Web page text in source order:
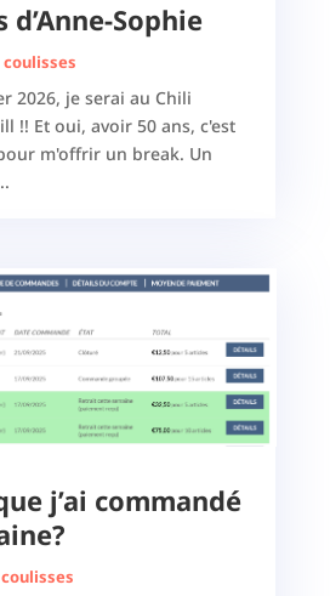
d’Anne-Sophie
coulisses
2026, je serai au Chili
!! Et oui, avoir 50 ans, c'est
m'offrir un break. Un
j’ai commandé